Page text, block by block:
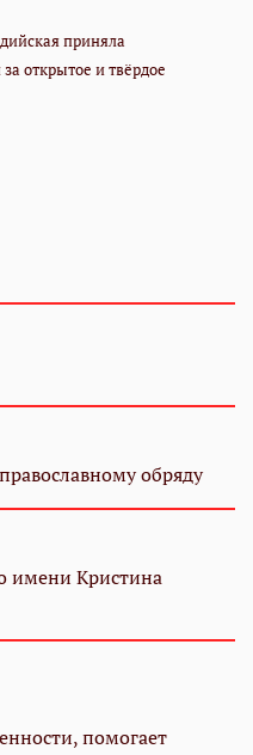
приняла
открытое и твёрдое
обряду
имени Кристина
помогает